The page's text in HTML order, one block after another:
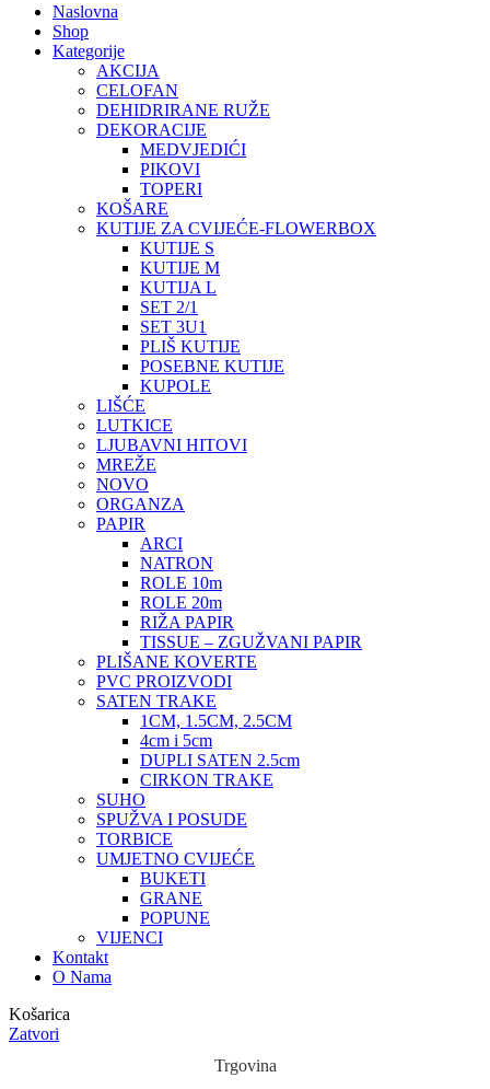
Naslovna
Shop
Kategorije
AKCIJA
CELOFAN
DEHIDRIRANE RUŽE
DEKORACIJE
MEDVJEDIĆI
PIKOVI
TOPERI
KOŠARE
KUTIJE ZA CVIJEĆE-FLOWERBOX
KUTIJE S
KUTIJE M
KUTIJA L
SET 2/1
SET 3U1
PLIŠ KUTIJE
POSEBNE KUTIJE
KUPOLE
LIŠĆE
LUTKICE
LJUBAVNI HITOVI
MREŽE
NOVO
ORGANZA
PAPIR
ARCI
NATRON
ROLE 10m
ROLE 20m
RIŽA PAPIR
TISSUE – ZGUŽVANI PAPIR
PLIŠANE KOVERTE
PVC PROIZVODI
SATEN TRAKE
1CM, 1.5CM, 2.5CM
4cm i 5cm
DUPLI SATEN 2.5cm
CIRKON TRAKE
SUHO
SPUŽVA I POSUDE
TORBICE
UMJETNO CVIJEĆE
BUKETI
GRANE
POPUNE
VIJENCI
Kontakt
O Nama
Košarica
Zatvori
Trgovina